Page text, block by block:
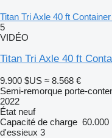
Titan Tri Axle 40 ft
5
VIDÉO
Titan Tri Axle 40 ft
9.900 $US ≈ 8.568 €
Semi-remorque porte-
2022
État neuf
Capacité de charge 60.000
d'essieux 3